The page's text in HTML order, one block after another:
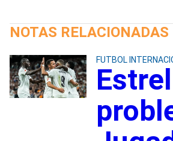
NOTAS RELACIONADAS
FUTBOL